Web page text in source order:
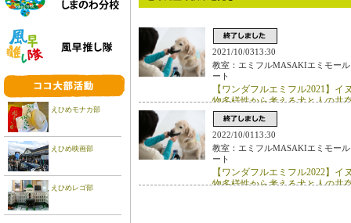
えひめモナカ部
えひめ映画部
えひめレゴ部
2021/10/0313:30
教室：エミフルMASAKIエミモー
ート
【ワンダフルエミフル2021】イ
物多様性から考える犬と人の共
2022/10/0113:30
教室：エミフルMASAKIエミモー
ート
【ワンダフルエミフル2022】イ
物多様性から考える犬と人の共